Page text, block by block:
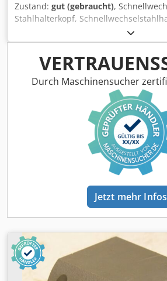
Zustand: gut (gebraucht),
Stahlhalterkopf,
Schnellwechsel-Bohrstahlhalter,
Bohrstangenhalter, Schnellwechsel-
Schnellwechsel-Stahlhalter-Kopf -
Stahlhalter: Schnellwechselhalter
Ø 18 mm -Aufnahmeabmessungen:
Dcedpfowuydxsx Alcjk -Abmessungen:
Durch Maschinensucher
Jetzt mehr Infos